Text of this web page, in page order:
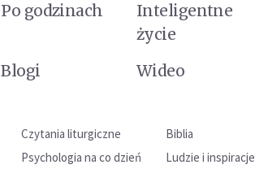
Po godzinach
Inteligentne
życie
Blogi Wideo
Czytania liturgiczne
Biblia
Psychologia na co dzień Ludzie i inspiracje